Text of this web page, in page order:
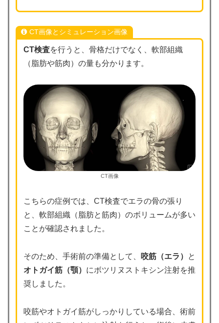
CT画像とシミュレーション画像
CT検査を行うと、骨格だけでなく、軟部組織
（脂肪や筋肉）の量も分かります。
CT画像
こちらの症例では、CT検査でエラの骨の張り
と、軟部組織（脂肪と筋肉）のボリュームが多い
ことが確認されました。
そのため、手術前の準備として、 咬筋（エラ）
と
オトガイ筋（顎） にボツリヌストキシン注射を推
奨しました。
咬筋やオトガイ筋がしっかりしている場合、術前